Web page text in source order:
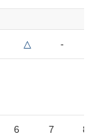
△ -
6 7 8